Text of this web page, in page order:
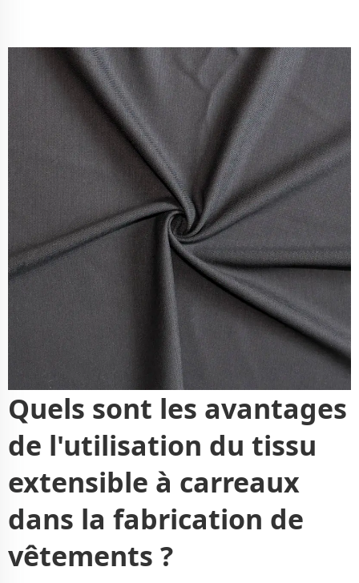
Quels sont les avantages
de l'utilisation du tissu
extensible à carreaux
dans la fabrication de
vêtements ?